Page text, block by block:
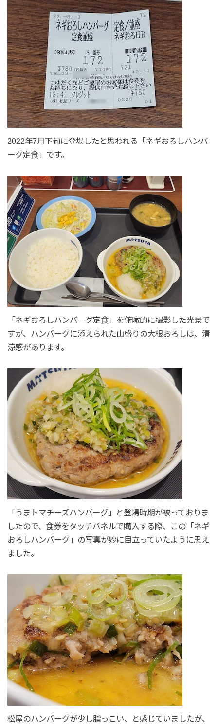
2022年7月下旬に登場したと思われる「ネギおろしハンバ
ーグ定食」です。
「ネギおろしハンバーグ定食」を俯瞰的に撮影した光景で
すが、ハンバーグに添えられた山盛りの大根おろしは、清
涼感があります。
「うまトマチーズハンバーグ」と登場時期が被っておりま
したので、食券をタッチパネルで購入する際、この「ネギ
おろしハンバーグ」の写真が妙に目立っていたように思え
ました。
松屋のハンバーグが少し脂っこい、と感じていましたが、